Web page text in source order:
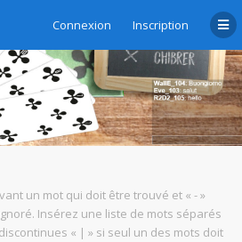
Connexion Inscription
un mot qui doit être trouvé et « - »
Insérez une liste de mots séparés
« | » si seul un des mots doit